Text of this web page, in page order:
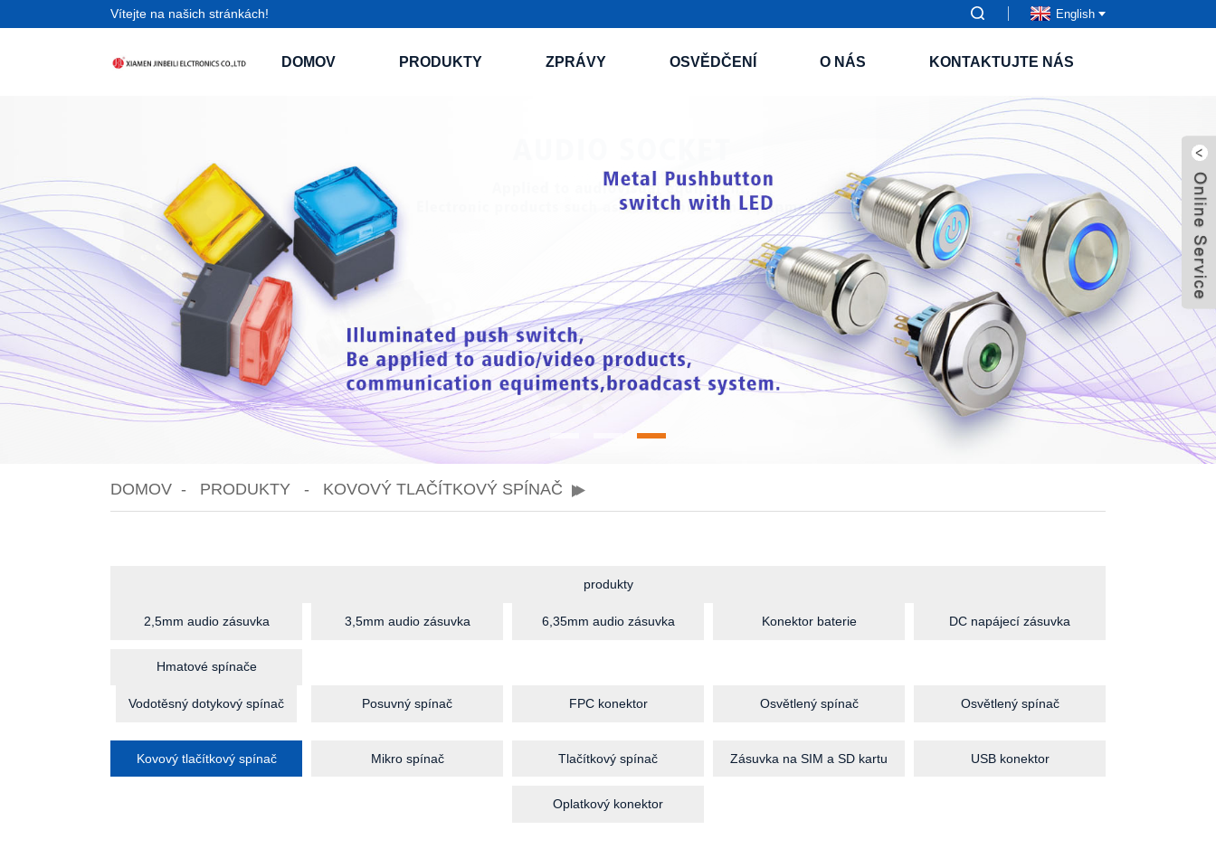
Vítejte na našich stránkách! English
DOMOV PRODUKTY ZPRÁVY OSVĚDČENÍ O NÁS KONTAKTUJTE NÁS
DOMOV PRODUKTY KOVOVÝ TLAČÍTKOVÝ SPÍNAČ
produkty
2,5mm audio zásuvka 3,5mm audio zásuvka 6,35mm audio zásuvka Konektor baterie DC napájecí zásuvka
Hmatové spínače
Vodotěsný dotykový spínač Posuvný spínač FPC konektor Osvětlený spínač Osvětlený spínač
Kovový tlačítkový spínač Mikro spínač Tlačítkový spínač Zásuvka na SIM a SD kartu USB konektor
Oplatkový konektor